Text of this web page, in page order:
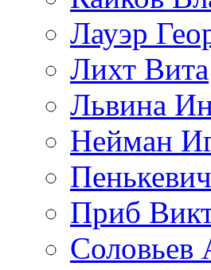
Лауэр
Лихт Вита
Львина
Нейман
Приб
Соловьев